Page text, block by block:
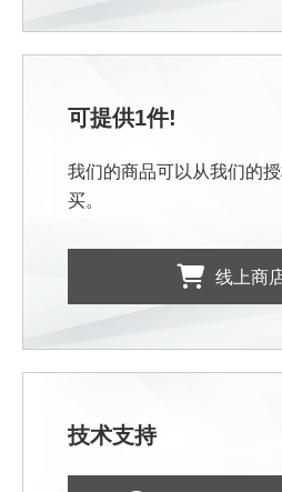
可提供1件!
我们的商品可以从我们的
买。
线上商
技术支持